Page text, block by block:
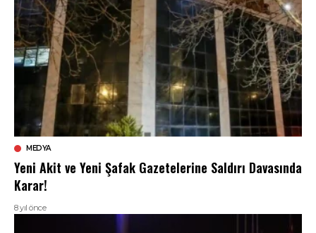
MEDYA
Yeni Akit ve Yeni Şafak Gazetelerine Saldırı Davasında
Karar!
8 yıl önce